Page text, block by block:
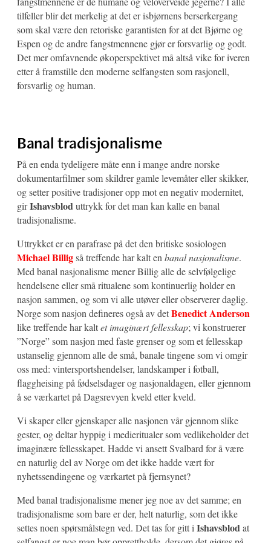
tilfeller blir det merkelig at det er isbjørnens berserkergang
som skal være den retoriske garantisten for at det Bjørne og
Espen og de andre fangstmennene gjør er forsvarlig og godt.
Det mer omfavnende økoperspektivet må altså vike for iveren
etter å framstille den moderne selfangsten som rasjonell,
forsvarlig og human.
Banal tradisjonalisme
På en enda tydeligere måte enn i mange andre norske
dokumentarfilmer som skildrer gamle levemåter eller skikker,
og setter positive tradisjoner opp mot en negativ modernitet,
girIshavsbloduttrykk for det man kan kalle en banal
tradisjonalisme.
Uttrykket er en parafrase på det den britiske sosiologen
Michael Billigså treffende har kalt en banal nasjonalisme.
Med banal nasjonalisme mener Billig alle de selvfølgelige
hendelsene eller små ritualene som kontinuerlig holder en
nasjon sammen, og som vi alle utøver eller observerer daglig.
Norge som nasjon defineres også av detBenedict Anderson
like treffende har kaltet imaginært fellesskap; vi konstruerer
”Norge” som nasjon med faste grenser og som et fellesskap
ustanselig gjennom alle de små, banale tingene som vi omgir
oss med: vintersportshendelser, landskamper i fotball,
flaggheising på fødselsdager og nasjonaldagen, eller gjennom
å se værkartet på Dagsrevyen kveld etter kveld.
Vi skaper eller gjenskaper alle nasjonen vår gjennom slike
gester, og deltar hyppig i medieritualer som vedlikeholder det
imaginære fellesskapet. Hadde vi ansett Svalbard for å være
en naturlig del av Norge om det ikke hadde vært for
nyhetssendingene og værkartet på fjernsynet?
Med banal tradisjonalisme mener jeg noe av det samme; en
tradisjonalisme som bare er der, helt naturlig, som det ikke
settes noen spørsmålstegn ved. Det tas for gitt i Ishavsblodat